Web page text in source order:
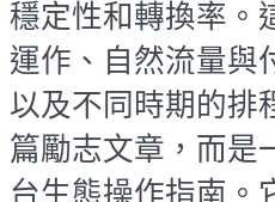
穩定性和轉換率。
運作、自然流量與
以及不同時期的排
篇勵志文章，而是
台生態操作指南。